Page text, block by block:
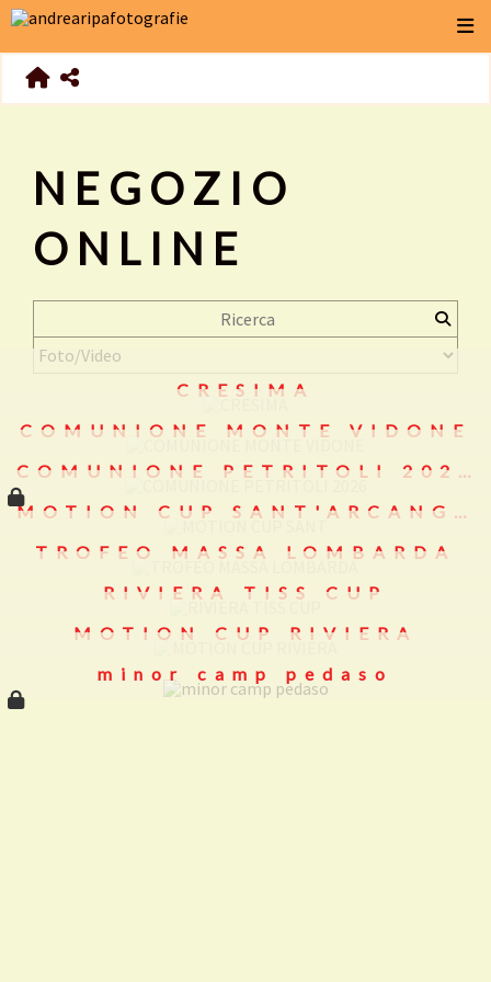
NEGOZIO
ONLINE
CRESIMA
COMUNIONE MONTE VIDONE
TROFEO MASSA LOMBARDA
RIVIERA TISS CUP
MOTION CUP RIVIERA
minor camp pedaso